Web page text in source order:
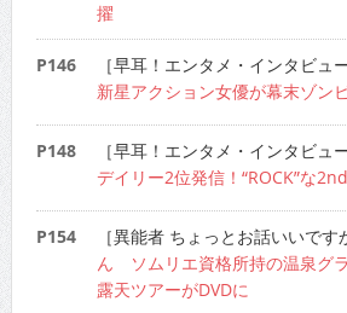
擢
P146 ［早耳！エンタメ・インタビュ
新星アクション女優が幕末ゾン
P148 ［早耳！エンタメ・インタビュ
デイリー2位発信！“ROCK”な
P154 ［異能者 ちょっとお話いいです
ん ソムリエ資格所持の温泉グ
露天ツアーがDVDに